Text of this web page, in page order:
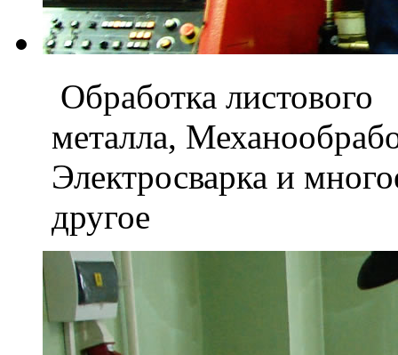
Обработка листового
металла,
Электросварка и
другое